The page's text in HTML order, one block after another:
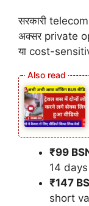
सरकारी
अक्सर private
या cost-
₹99
14
₹147
short